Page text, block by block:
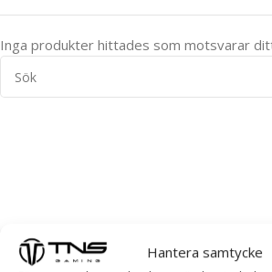
Hantera samtycke
Inga produkter hittades som motsvarar